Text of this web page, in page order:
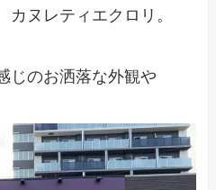
ヌレティエクロリ。
じのお洒落な外観や